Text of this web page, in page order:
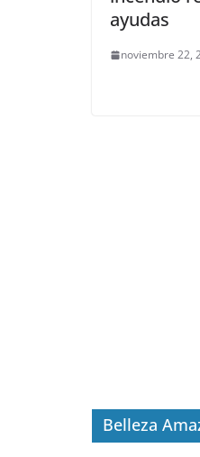
ayudas
noviembre 22,
Belleza